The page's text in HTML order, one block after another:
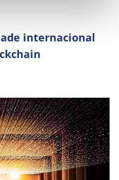
internacional